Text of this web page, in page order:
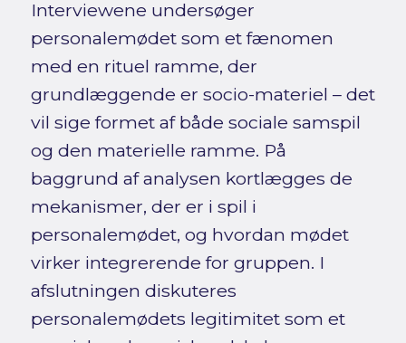
Interviewene undersøger
personalemødet som et fænomen
med en rituel ramme, der
grundlæggende er socio-materiel – det
vil sige formet af både sociale samspil
og den materielle ramme. På
baggrund af analysen kortlægges de
mekanismer, der er i spil i
personalemødet, og hvordan mødet
virker integrerende for gruppen. I
afslutningen diskuteres
personalemødets legitimitet som et